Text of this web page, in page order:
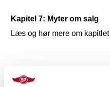
Kapitel 7: Myter om salg
Læs og hør mere om kapitlet